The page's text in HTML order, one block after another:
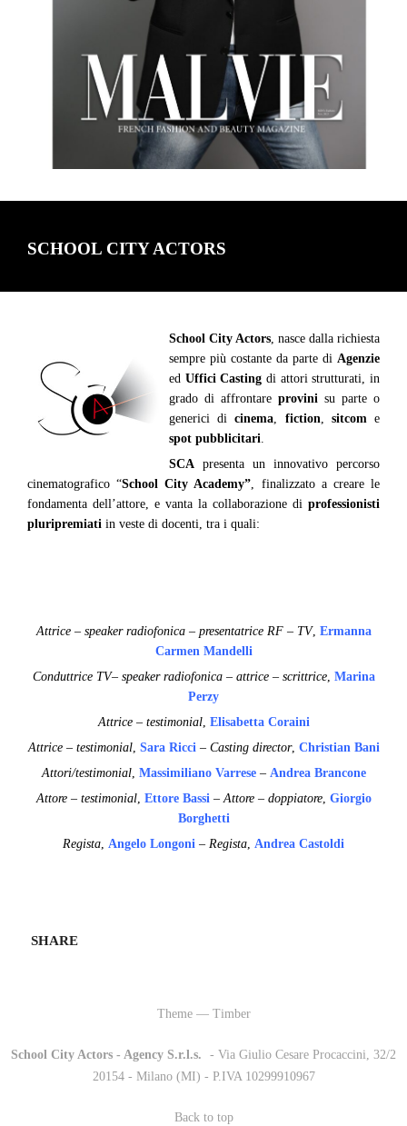
SCHOOL CITY ACTORS
School City Actors, nasce dalla richiesta
sempre più costante da parte di Agenzie
ed Uffici Casting di attori strutturati, in
grado di affrontare provini su parte o
generici dicinema, fiction, sitcome
spot pubblicitari.
SCA presenta un innovativo percorso
cinematografico “School City Academy”, finalizzato a creare le
fondamenta dell’attore, e vanta la collaborazione di professionisti
pluripremiati in veste di docenti, tra i quali:
Attrice – speaker radiofonica – presentatrice RF – TV, Ermanna
Carmen Mandelli
Conduttrice TV– speaker radiofonica – attrice – scrittrice, Marina
Perzy
Attrice – testimonial, Elisabetta Coraini
Attrice – testimonial, Sara Ricci – Casting director, Christian Bani
Attori/testimonial, Massimiliano Varrese– Andrea Brancone
Attore – testimonial, Ettore Bassi– Attore – doppiatore, Giorgio
Borghetti
Regista, Angelo Longoni – Regista, Andrea Castoldi
SHARE
Theme — Timber
School City Actors - Agency S.r.l.s.
- Via Giulio Cesare Procaccini, 32/2
20154 - Milano (MI) - P.IVA 10299910967
Back to top